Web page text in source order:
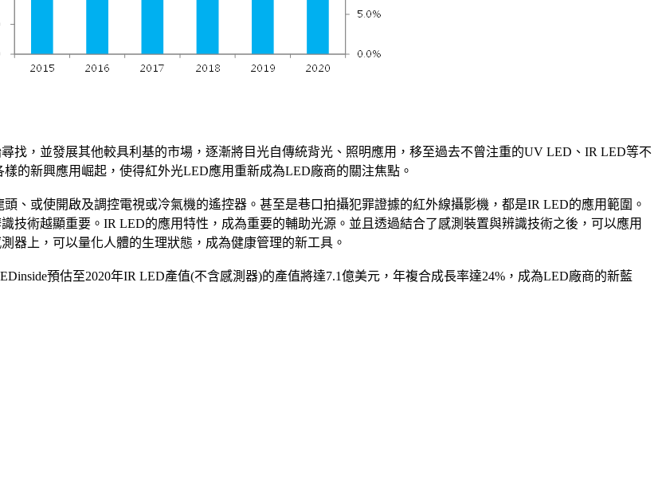
找，並發展其他較具利基的市場，逐漸將目光自傳統背光、照明應用，移至過去不曾注重的UV LED、IR LED等不
的新興應用崛起，使得紅外光LED應用重新成為LED廠商的關注焦點。
、或使開啟及調控電視或冷氣機的遙控器。甚至是巷口拍攝犯罪證據的紅外線攝影機，都是IR LED的應用範圍。
技術越顯重要。IR LED的應用特性，成為重要的輔助光源。並且透過結合了感測裝置與辨識技術之後，可以應用
器上，可以量化人體的生理狀態，成為健康管理的新工具。
預估至2020年IR LED產值(不含感測器)的產值將達7.1億美元，年複合成長率達24%，成為LED廠商的新藍